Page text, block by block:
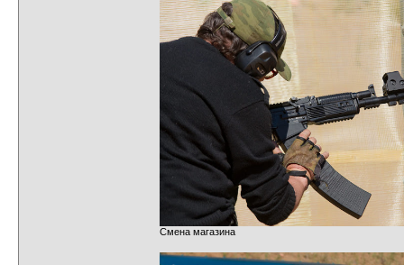
Смена магазина